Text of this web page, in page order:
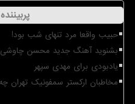
حبیب واقعا مرد تنهای شب بود!
بشنوید آهنگ جدید محسن چاوشی
یادبودی برای مهدی سپهر
مخاطبان ارکستر سمفونیک تهران